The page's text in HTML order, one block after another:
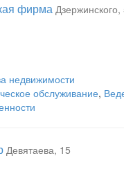
фирма Дзержинского,
недвижимости
обслуживание,
Девятаева, 15